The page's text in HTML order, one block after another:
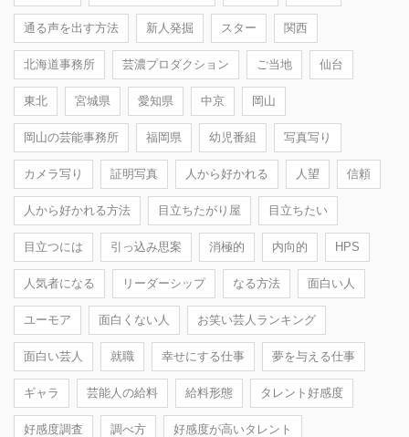
通る声を出す方法 新人発掘 スター 関西
北海道事務所 芸濃プロダクション ご当地 仙台
東北 宮城県 愛知県 中京 岡山
岡山の芸能事務所 福岡県 幼児番組 写真写り
カメラ写り 証明写真 人から好かれる 人望 信頼
人から好かれる方法 目立ちたがり屋 目立ちたい
目立つには 引っ込み思案 消極的 内向的 HPS
人気者になる リーダーシップ なる方法 面白い人
ユーモア 面白くない人 お笑い芸人ランキング
面白い芸人 就職 幸せにする仕事 夢を与える仕事
ギャラ 芸能人の給料 給料形態 タレント好感度
好感度調査 調べ方 好感度が高いタレント